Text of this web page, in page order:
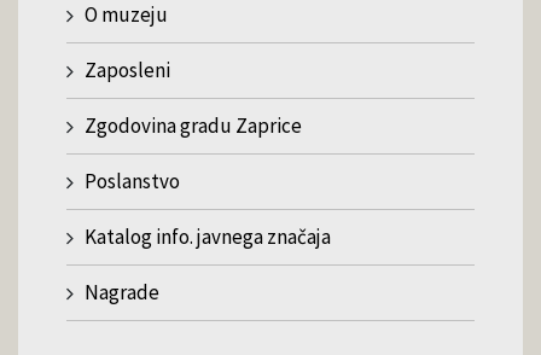
O muzeju
Zaposleni
Zgodovina gradu Zaprice
Poslanstvo
Katalog info. javnega značaja
Nagrade